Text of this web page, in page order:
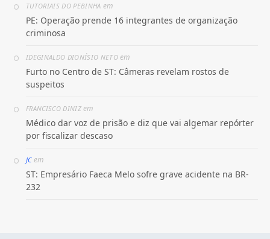
TUTORIAIS DO PEBINHA em
PE: Operação prende 16 integrantes de organização
criminosa
IDEGINALDO DIONÍSIO NETOem
Furto no Centro de ST: Câmeras revelam rostos de
suspeitos
FRANCISCO DINIZem
Médico dar voz de prisão e diz que vai algemar repórter
por fiscalizar descaso
JCem
ST: Empresário Faeca Melo sofre grave acidente na BR-
232